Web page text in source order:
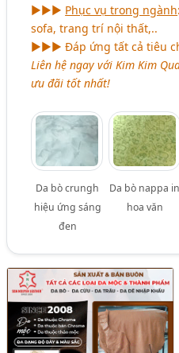
►►► Phục vụ trong ngành
sofa, trang trí nội thất,..
►►► Đáp ứng tất cả tiêu
Liên hệ ngay với Kim Kim
ưu đãi tốt nhất!
Da bò crungh
hiệu ứng sáng
đen
Da bò nappa in
hoa văn